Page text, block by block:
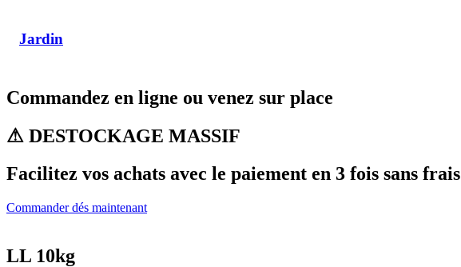
Jardin
Commandez en ligne ou venez sur place
⚠ DESTOCKAGE MASSIF
Facilitez vos achats avec le paiement en 3 fois sans frais
Commander dés maintenant
LL 10kg